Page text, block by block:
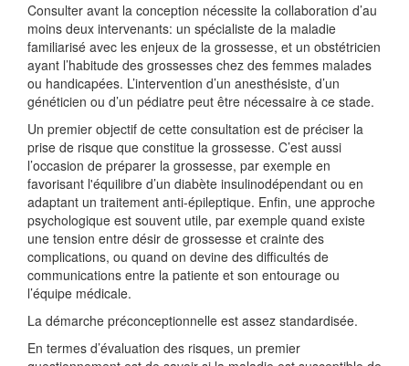
Consulter avant la conception nécessite la collaboration d’au
moins deux intervenants: un spécialiste de la maladie
familiarisé avec les enjeux de la grossesse, et un obstétricien
ayant l’habitude des grossesses chez des femmes malades
ou handicapées. L’intervention d’un anesthésiste, d’un
généticien ou d’un pédiatre peut être nécessaire à ce stade.
Un premier objectif de cette consultation est de préciser la
prise de risque que constitue la grossesse. C’est aussi
l’occasion de préparer la grossesse, par exemple en
favorisant l'équilibre d’un diabète insulinodépendant ou en
adaptant un traitement anti-épileptique. Enfin, une approche
psychologique est souvent utile, par exemple quand existe
une tension entre désir de grossesse et crainte des
complications, ou quand on devine des difficultés de
communications entre la patiente et son entourage ou
l’équipe médicale.
La démarche préconceptionnelle est assez standardisée.
En termes d’évaluation des risques, un premier